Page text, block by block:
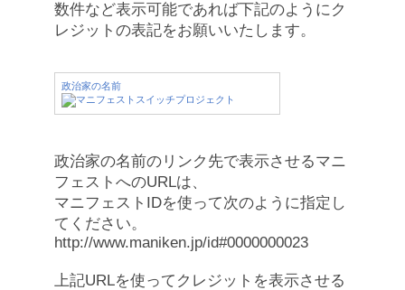
数件など表示可能であれば下記のようにク
レジットの表記をお願いいたします。
政治家の名前
政治家の名前のリンク先で表示させるマニ
フェストへのURLは、
マニフェストIDを使って次のように指定し
てください。
http://www.maniken.jp/id#0000000023
上記URLを使ってクレジットを表示させる